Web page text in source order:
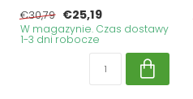
€30,79 €25,19
W magazynie. Czas dostawy
1-3 dni robocze